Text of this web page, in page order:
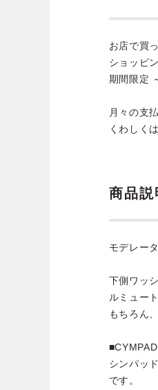
お店で買
ショッピ
期間限定
月々の支
くわしくは
商品説
モデレー
下側ワッ
ルミュー
もちろん
■CYMPAD
シンパッ
です。